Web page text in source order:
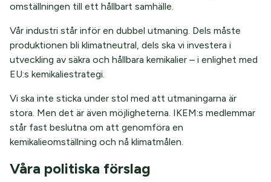
omställningen till ett hållbart samhälle.
Vår industri står inför en dubbel utmaning. Dels måste
produktionen bli klimatneutral, dels ska vi investera i
utveckling av säkra och hållbara kemikalier – i enlighet med
EU:s kemikaliestrategi.
Vi ska inte sticka under stol med att utmaningarna är
stora. Men det är även möjligheterna. IKEM:s medlemmar
står fast beslutna om att genomföra en
kemikalieomställning och nå klimatmålen.
Våra politiska förslag